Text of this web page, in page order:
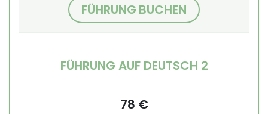
FÜHRUNG BUCHEN
FÜHRUNG AUF DEUTSCH 2
78 €